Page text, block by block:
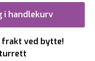
i handlekurv
frakt ved bytte!